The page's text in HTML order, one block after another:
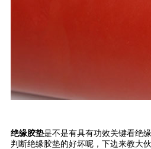
绝缘胶垫是不是有具有功效关键看绝
判断绝缘胶垫的好坏呢，下边来教大伙